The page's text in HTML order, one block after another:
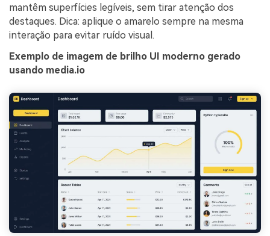
mantêm superfícies legíveis, sem tirar atenção dos
destaques. Dica: aplique o amarelo sempre na mesma
interação para evitar ruído visual.
Exemplo de imagem de brilho UI moderno gerado
usando media.io